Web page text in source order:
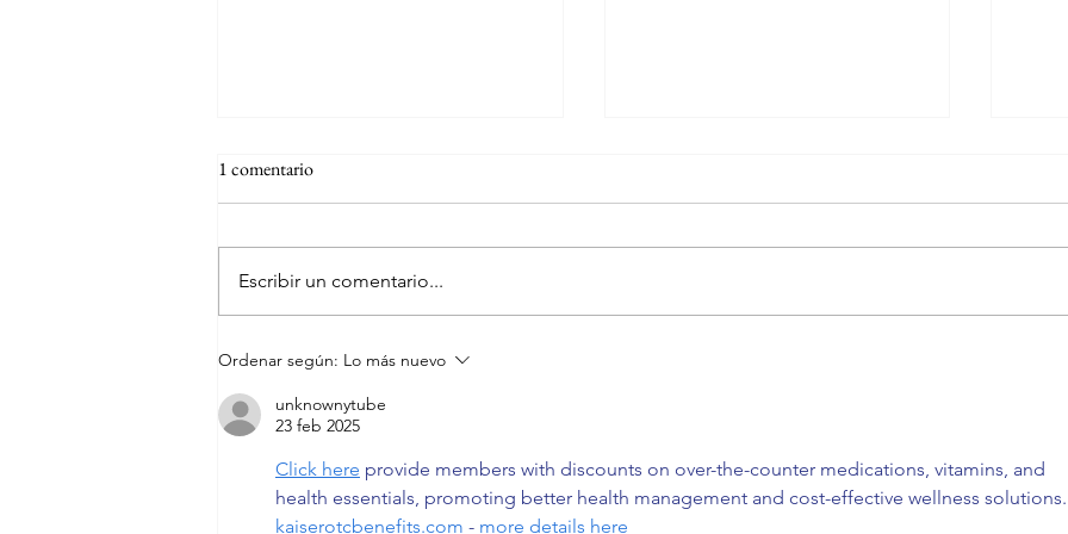
1 comentario
Escribir un comentario...
Ordenar según: Lo más nuevo
unknownytube
23 feb 2025
Click here provide members with discounts on over-the-counter medications, vitamins, and
health essentials, promoting better health management and cost-effective wellness solutions.
kaiserotcbenefits.com - more details here